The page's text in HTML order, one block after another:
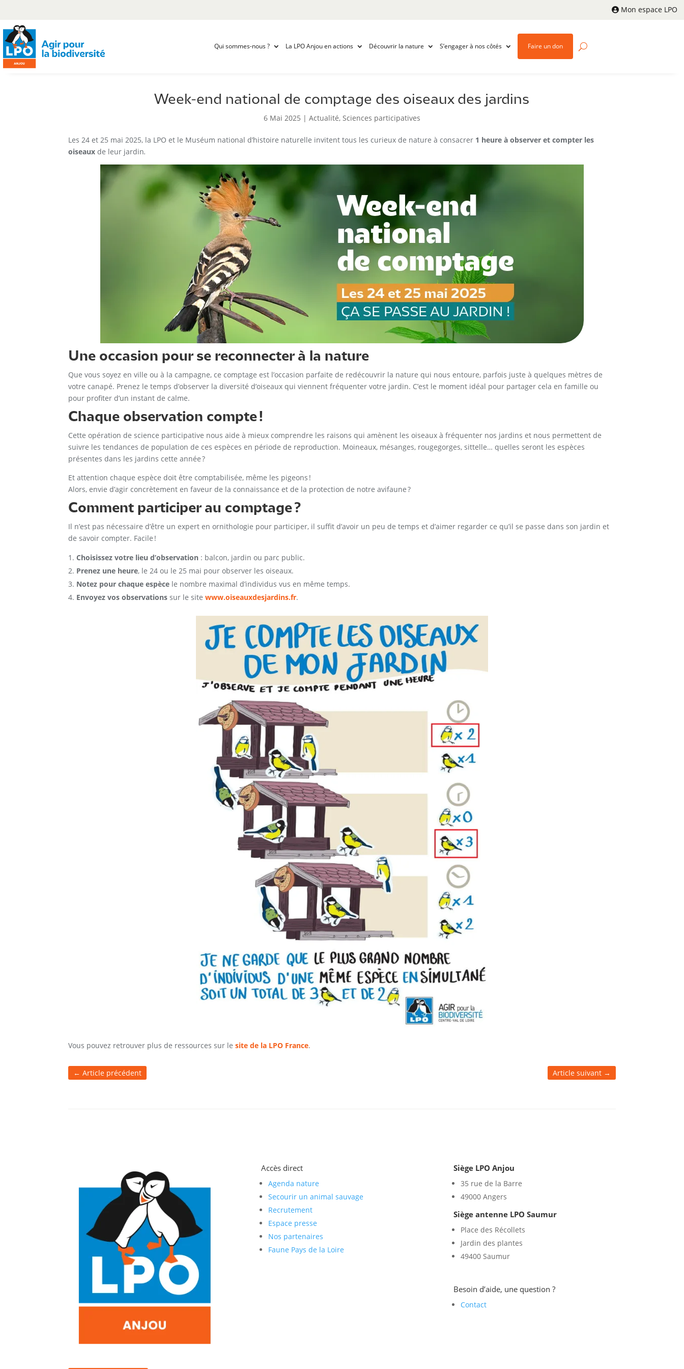
Mon espace LPO
Qui sommes-nous ? La LPO Anjou en actions Découvrir la nature S’engager à nos côtés Faire un don
Week-end national de comptage des oiseaux des jardins
6 Mai 2025 | Actualité, Sciences participatives
Les 24 et 25 mai 2025, la LPO et le Muséum national d’histoire naturelle invitent tous les curieux de nature à consacrer 1 heure à observer et compter les
oiseaux de leur jardin.
Une occasion pour se reconnecter à la nature
Que vous soyez en ville ou à la campagne, ce comptage est l’occasion parfaite de redécouvrir la nature qui nous entoure, parfois juste à quelques mètres de
votre canapé. Prenez le temps d’observer la diversité d’oiseaux qui viennent fréquenter votre jardin. C’est le moment idéal pour partager cela en famille ou
pour profiter d’un instant de calme.
Chaque observation compte !
Cette opération de science participative nous aide à mieux comprendre les raisons qui amènent les oiseaux à fréquenter nos jardins et nous permettent de
suivre les tendances de population de ces espèces en période de reproduction. Moineaux, mésanges, rougegorges, sittelle… quelles seront les espèces
présentes dans les jardins cette année ?
Et attention chaque espèce doit être comptabilisée, même les pigeons !
Alors, envie d’agir concrètement en faveur de la connaissance et de la protection de notre avifaune ?
Comment participer au comptage ?
Il n’est pas nécessaire d’être un expert en ornithologie pour participer, il suffit d’avoir un peu de temps et d’aimer regarder ce qu’il se passe dans son jardin et
de savoir compter. Facile !
Choisissez votre lieu d’observation : balcon, jardin ou parc public.
Prenez une heure, le 24 ou le 25 mai pour observer les oiseaux.
Notez pour chaque espèce le nombre maximal d’individus vus en même temps.
Envoyez vos observations sur le sitewww.oiseauxdesjardins.fr.
Vous pouvez retrouver plus de ressources sur lesite de la LPO France.
←Article précédent Article suivant→
Accès direct
Agenda nature
Secourir un animal sauvage
Recrutement
Espace presse
Nos partenaires
Faune Pays de la Loire
Siège LPO Anjou
35 rue de la Barre
49000 Angers
Siège antenne LPO Saumur
Place des Récollets
Jardin des plantes
49400 Saumur
Besoin d’aide, une question ?
Contact